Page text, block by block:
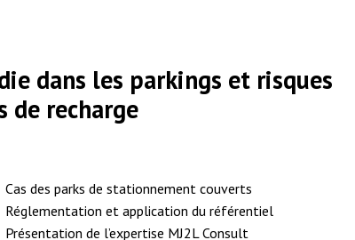
dans les parkings et risques
de recharge
Cas des parks de stationnement couverts
Réglementation et application du référentiel
Présentation de l’expertise MJ2L Consult